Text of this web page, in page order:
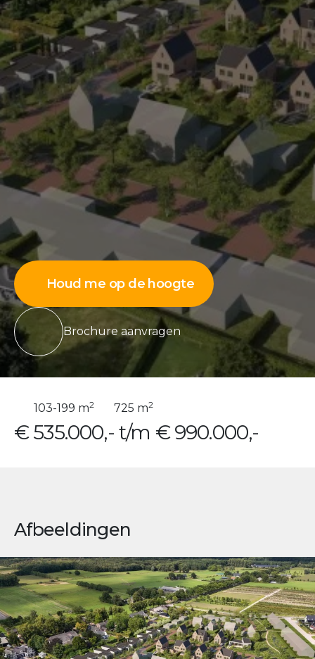
Houd me op de hoogte
Brochure aanvragen
103-199 m2 725 m2
€ 535.000,- t/m € 990.000,-
Afbeeldingen